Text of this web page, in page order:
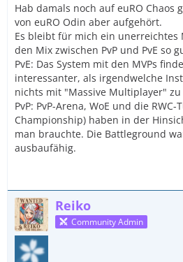
Hab damals noch auf euRO Chaos
von euRO Odin aber aufgehört.
Es bleibt für mich ein unerreichtes
den Mix zwischen PvP und PvE so
PvE: Das System mit den MVPs
interessanter, als irgendwelche
nichts mit "Massive Multiplayer" zu
PvP: PvP-Arena, WoE und die
Championship) haben in der
man brauchte. Die Battleground
ausbaufähig.
Reiko
Community Admin